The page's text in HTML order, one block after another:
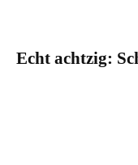
Echt achtzig: